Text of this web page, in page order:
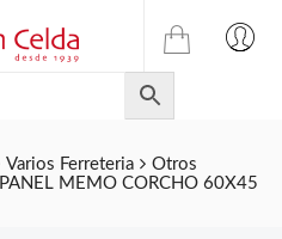
TIENDA
ONLINE
DE
JULIAN
CELDA
S.L.
Varios Ferreteria
Otros
PANEL MEMO CORCHO 60X45